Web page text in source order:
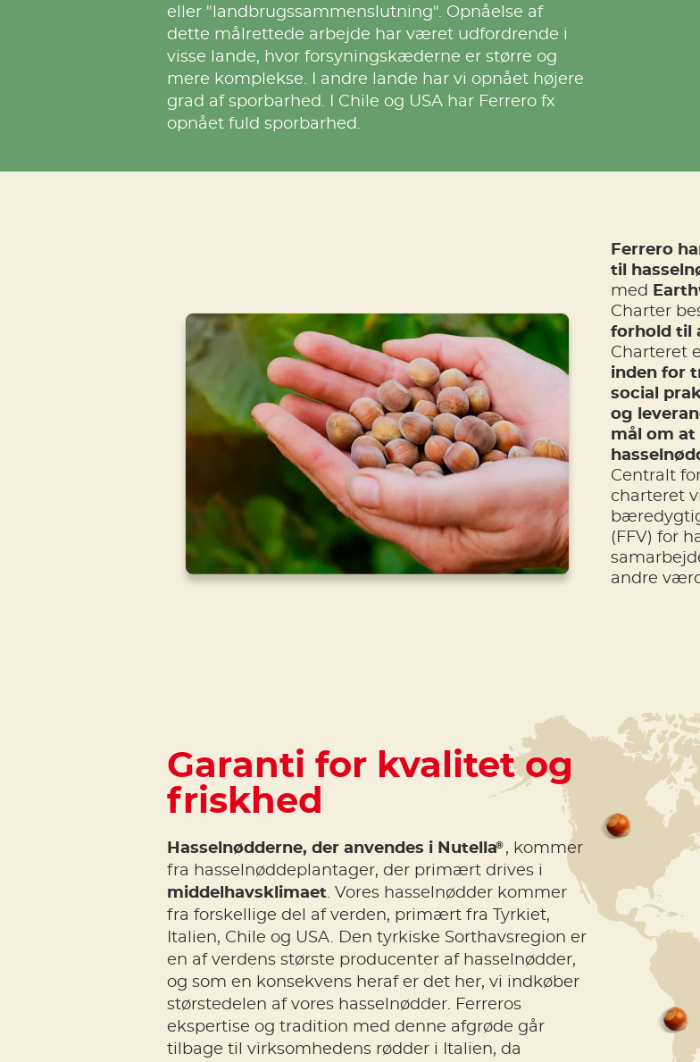
eller "landbrugssammenslutning". Opnåelse af
dette målrettede arbejde har været udfordrende i
visse lande, hvor forsyningskæderne er større og
mere komplekse. I andre lande har vi opnået højere
grad af sporbarhed. I Chile og USA har Ferrero fx
opnået fuld sporbarhed.
Ferrero
til
med
Charter
forhold til
Charteret
inden for
social
og
mål om
Centralt
charteret
(FFV) for
andre
Garanti for kvalitet og
friskhed
Hasselnødderne, der anvendes i Nutella® , kommer
fra hasselnøddeplantager, der primært drives i
middelhavsklimaet. Vores hasselnødder kommer
fra forskellige del af verden, primært fra Tyrkiet,
Italien, Chile og USA. Den tyrkiske Sorthavsregion er
en af verdens største producenter af hasselnødder,
og som en konsekvens heraf er det her, vi indkøber
størstedelen af vores hasselnødder. Ferreros
ekspertise og tradition med denne afgrøde går
tilbage til virksomhedens rødder i Italien, da